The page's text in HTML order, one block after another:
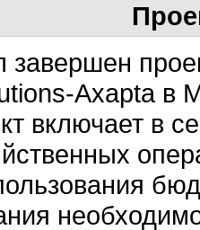
завершен
Axaptaв
включает в